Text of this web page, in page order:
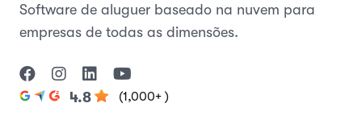
Software de aluguer baseado na nuvem para
empresas de todas as dimensões.
4.8 (1,000+ )